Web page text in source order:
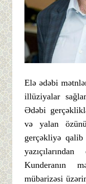
Elə ədəbi
illüziyalar
Ədəbi
və yalan
gerçəkliyə
Kunderanın
mübarizəsi